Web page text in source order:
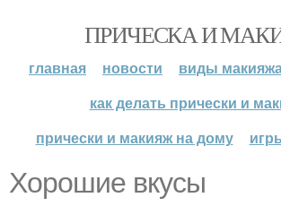
ПРИЧЕСКА И
главная новости
виды
как делать прически и
прически и макияж на дому
Хорошие вкусы